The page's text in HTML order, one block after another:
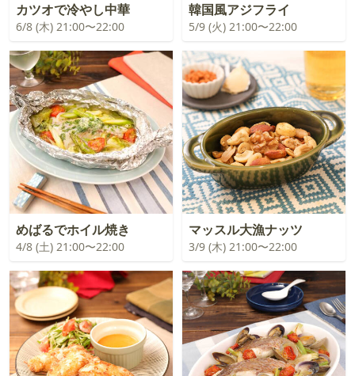
カツオで冷やし中華
6/8 (木) 21:00〜22:00
韓国風アジフライ
5/9 (火) 21:00〜22:00
めばるでホイル焼き
4/8 (土) 21:00〜22:00
マッスル大漁ナッツ
3/9 (木) 21:00〜22:00